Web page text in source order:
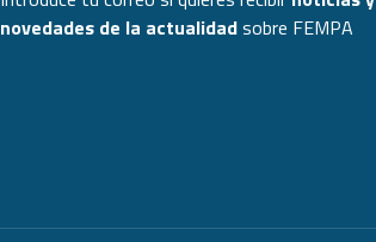
novedades de la actualidadsobre FEMPA